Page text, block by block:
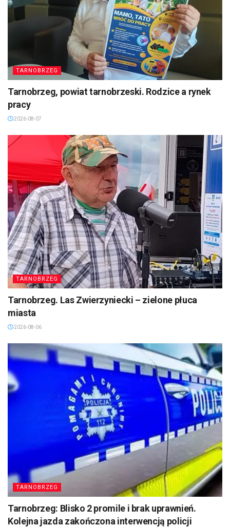
TARNOBRZEG
Tarnobrzeg, powiat tarnobrzeski. Rodzice a rynek
pracy
2026-08-07
TARNOBRZEG
Tarnobrzeg. Las Zwierzyniecki – zielone płuca
miasta
2026-08-06
TARNOBRZEG
Tarnobrzeg: Blisko 2 promile i brak uprawnień.
Kolejna jazda zakończona interwencją policji